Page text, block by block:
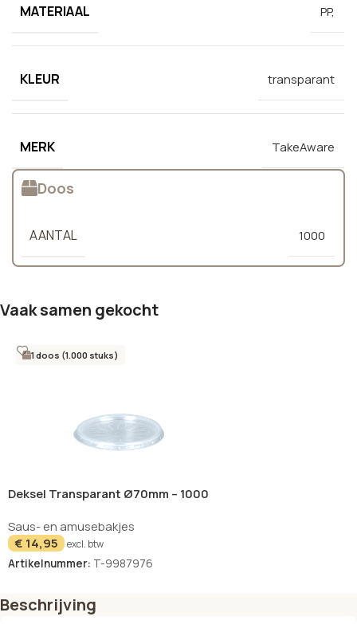
MATERIAAL PP,
KLEUR transparant
MERK TakeAware
Doos
AANTAL 1000
Vaak samen gekocht
1 doos (1.000 stuks)
Deksel Transparant Ø70mm – 1000
Saus- en amusebakjes
€ 14,95 excl. btw
Artikelnummer: T-9987976
Beschrijving